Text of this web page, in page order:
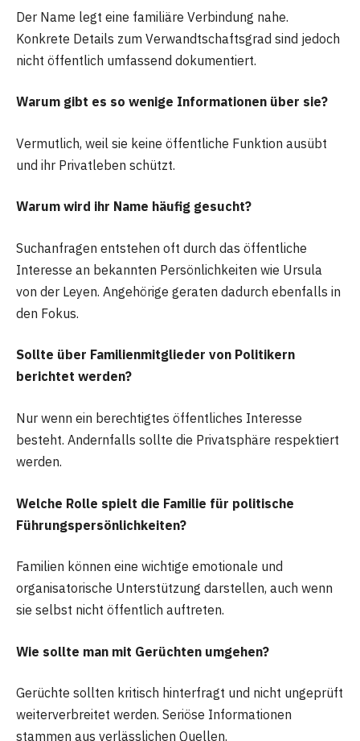
Der Name legt eine familiäre Verbindung nahe.
Konkrete Details zum Verwandtschaftsgrad sind jedoch
nicht öffentlich umfassend dokumentiert.
Warum gibt es so wenige Informationen über sie?
Vermutlich, weil sie keine öffentliche Funktion ausübt
und ihr Privatleben schützt.
Warum wird ihr Name häufig gesucht?
Suchanfragen entstehen oft durch das öffentliche
Interesse an bekannten Persönlichkeiten wie Ursula
von der Leyen. Angehörige geraten dadurch ebenfalls in
den Fokus.
Sollte über Familienmitglieder von Politikern
berichtet werden?
Nur wenn ein berechtigtes öffentliches Interesse
besteht. Andernfalls sollte die Privatsphäre respektiert
werden.
Welche Rolle spielt die Familie für politische
Führungspersönlichkeiten?
Familien können eine wichtige emotionale und
organisatorische Unterstützung darstellen, auch wenn
sie selbst nicht öffentlich auftreten.
Wie sollte man mit Gerüchten umgehen?
Gerüchte sollten kritisch hinterfragt und nicht ungeprüft
weiterverbreitet werden. Seriöse Informationen
stammen aus verlässlichen Quellen.